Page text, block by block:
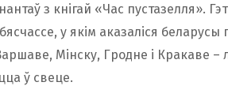
з кнігай «Час пустазелля».
у якім аказаліся беларусы
Мінску, Гродне і Кракаве –
ў свеце.